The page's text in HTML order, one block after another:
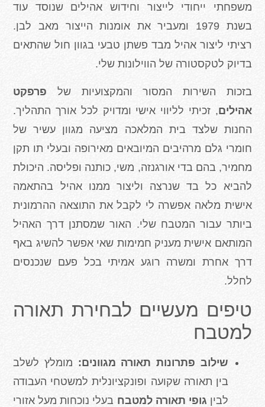
משפחתי ייחודי לייצור וחידוש אהילים שנוסד עוד
בשנת 1979 ומעביר את אומנות הייצור מאב לבן.
רציתי ליצור אהיל מבד פשתן טבעי בגוון חול שהתאים
בדיוק לטקסטורה של הווילונות שלי.
בזכות השירות המסור והמקצועיות של פרפקט
אהילים, זכיתי לליווי אישי ומדויק לכל אורך התהליך.
החנות שלצד בית המלאכה מציעה מגוון עשיר של
חומרי גלם מרהיבים המיובאים מאירופה ובעלי תו תקן
מחמיר, בהם בדי אורגנזה, משי, כותנה ופליסה. היכולת
להביא כל בד שנרצה וליצור ממנו אהיל בהתאמה
אישית מלאה אפשרה לי לקבל את התוצאה ההרמונית
ביותר עבור המטבח שלי. האור שמסתנן דרך האהיל
המותאם אישית מעניק חמימות שאי אפשר להשיג באף
דרך אחרת ומשרה רוגע אמיתי בכל פעם שנכנסים
לחלל.
טיפים מעשיים לבחירת תאורה
למטבח
שילוב פתרונות תאורה מגוונים: מומלץ לשלב
בין תאורה שקועה ופונקציונלית למשטחי העבודה
לבין גופי תאורה למטבח בעלי נוכחות מעל אזורי